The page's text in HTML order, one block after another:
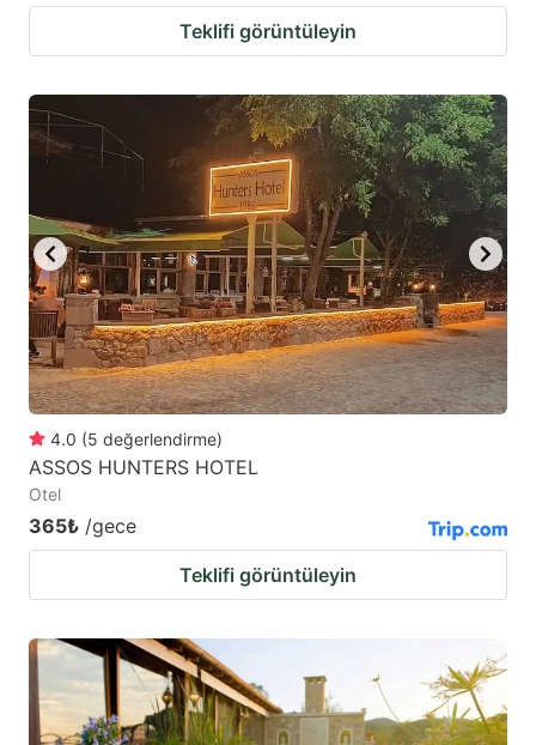
Teklifi görüntüleyin
4.0 (5 değerlendirme)
ASSOS HUNTERS HOTEL
Otel
365₺ /gece
Teklifi görüntüleyin